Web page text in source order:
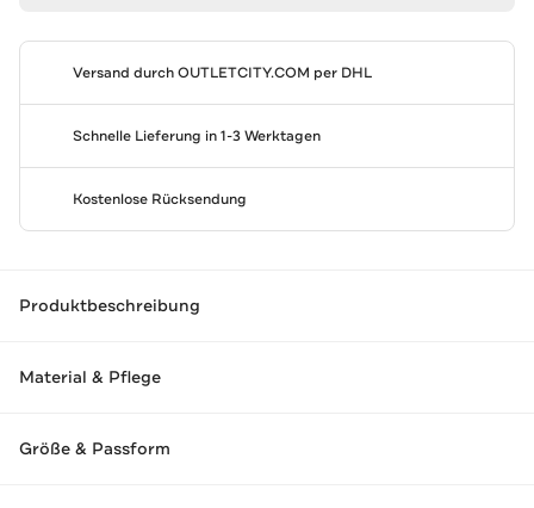
Versand durchOUTLETCITY.COM per DHL
Schnelle Lieferung in 1-3 Werktagen
Kostenlose Rücksendung
Produktbeschreibung
Material & Pflege
Größe & Passform